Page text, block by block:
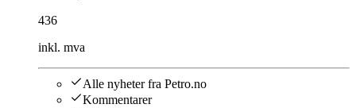
436
inkl. mva
Alle nyheter fra Petro.no
Kommentarer